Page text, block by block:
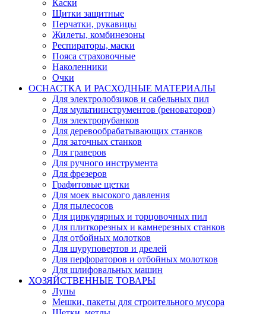
Каски
Щитки защитные
Перчатки, рукавицы
Жилеты, комбинезоны
Респираторы, маски
Пояса страховочные
Наколенники
Очки
ОСНАСТКА И РАСХОДНЫЕ МАТЕРИАЛЫ
Для электролобзиков и сабельных пил
Для мультиинструментов (реноваторов)
Для электрорубанков
Для деревообрабатывающих станков
Для заточных станков
Для граверов
Для ручного инструмента
Для фрезеров
Графитовые щетки
Для моек высокого давления
Для пылесосов
Для циркулярных и торцовочных пил
Для плиткорезных и камнерезных станков
Для отбойных молотков
Для шуруповертов и дрелей
Для перфораторов и отбойных молотков
Для шлифовальных машин
ХОЗЯЙСТВЕННЫЕ ТОВАРЫ
Лупы
Мешки, пакеты для строительного мусора